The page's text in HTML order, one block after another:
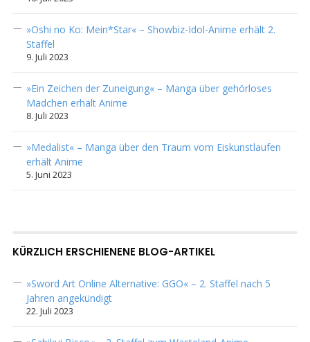
»Oshi no Ko: Mein*Star« – Showbiz-Idol-Anime erhält 2.
Staffel
9. Juli 2023
»Ein Zeichen der Zuneigung« – Manga über gehörloses
Mädchen erhält Anime
8. Juli 2023
»Medalist« – Manga über den Traum vom Eiskunstlaufen
erhält Anime
5. Juni 2023
KÜRZLICH ERSCHIENENE BLOG-ARTIKEL
»Sword Art Online Alternative: GGO« – 2. Staffel nach 5
Jahren angekündigt
22. Juli 2023